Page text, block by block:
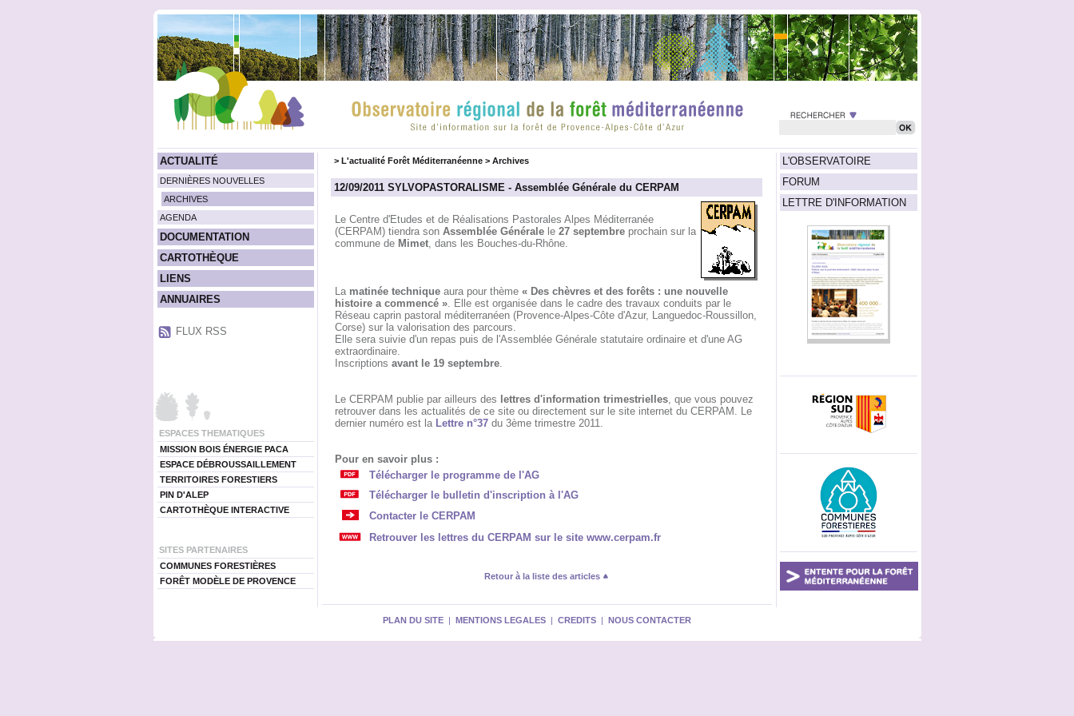
ACTUALITÉ
DERNIÈRES NOUVELLES
ARCHIVES
AGENDA
DOCUMENTATION
CARTOTHÈQUE
LIENS
ANNUAIRES
FLUX RSS
ESPACES THEMATIQUES
MISSION BOIS ÉNERGIE PACA
ESPACE DÉBROUSSAILLEMENT
TERRITOIRES FORESTIERS
PIN D'ALEP
CARTOTHÈQUE INTERACTIVE
SITES PARTENAIRES
COMMUNES FORESTIÈRES
FORÊT MODÈLE DE PROVENCE
L'OBSERVATOIRE
FORUM
LETTRE D'INFORMATION
> L'actualité Forêt Méditerranéenne> Archives
12/09/2011 SYLVOPASTORALISME - Assemblée Générale du CERPAM
Le Centre d'Etudes et de Réalisations Pastorales Alpes Méditerranée
(CERPAM) tiendra son Assemblée Généralele 27 septembreprochain sur la
commune de Mimet, dans les Bouches-du-Rhône.
La matinée techniqueaura pour thème « Des chèvres et des forêts : une nouvelle
histoire a commencé ». Elle est organisée dans le cadre des travaux conduits par le
Réseau caprin pastoral méditerranéen (Provence-Alpes-Côte d'Azur, Languedoc-Roussillon,
Corse) sur la valorisation des parcours.
Elle sera suivie d'un repas puis de l'Assemblée Générale statutaire ordinaire et d'une AG
extraordinaire.
Inscriptions avant le 19 septembre.
Le CERPAM publie par ailleurs des lettres d'information trimestrielles, que vous pouvez
retrouver dans les actualités de ce site ou directement sur le site internet du CERPAM. Le
dernier numéro est la Lettre n°37du 3ème trimestre 2011.
Pour en savoir plus :
Télécharger le programme de l'AG
Télécharger le bulletin d'inscription à l'AG
Contacter le CERPAM
Retrouver les lettres du CERPAM sur le site www.cerpam.fr
Retour à la liste des articles
PLAN DU SITE | MENTIONS LEGALES | CREDITS | NOUS CONTACTER